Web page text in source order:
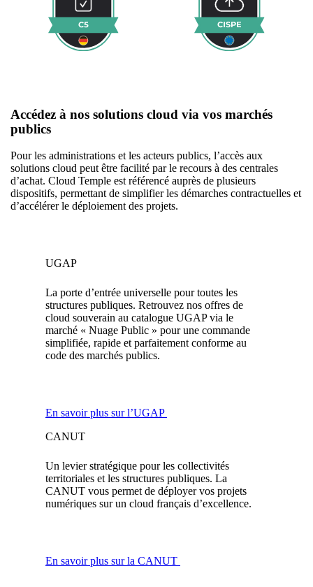
Accédez à nos solutions cloud via vos marchés
publics
Pour les administrations et les acteurs publics, l’accès aux
solutions cloud peut être facilité par le recours à des centrales
d’achat. Cloud Temple est référencé auprès de plusieurs
dispositifs, permettant de simplifier les démarches contractuelles et
d’accélérer le déploiement des projets.
UGAP
La porte d’entrée universelle pour toutes les
structures publiques. Retrouvez nos offres de
cloud souverain au catalogue UGAP via le
marché « Nuage Public » pour une commande
simplifiée, rapide et parfaitement conforme au
code des marchés publics.
En savoir plus sur l’UGAP
CANUT
Un levier stratégique pour les collectivités
territoriales et les structures publiques. La
CANUT vous permet de déployer vos projets
numériques sur un cloud français d’excellence.
En savoir plus sur la CANUT